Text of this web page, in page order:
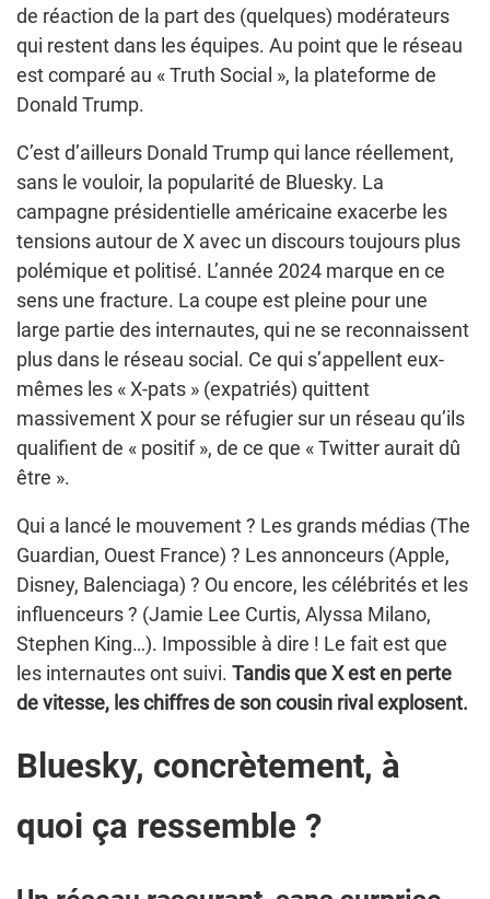
de réaction de la part des (quelques) modérateurs
qui restent dans les équipes. Au point que le réseau
est comparé au « Truth Social », la plateforme de
Donald Trump.
C’est d’ailleurs Donald Trump qui lance réellement,
sans le vouloir, la popularité de Bluesky. La
campagne présidentielle américaine exacerbe les
tensions autour de X avec un discours toujours plus
polémique et politisé. L’année 2024 marque en ce
sens une fracture. La coupe est pleine pour une
large partie des internautes, qui ne se reconnaissent
plus dans le réseau social. Ce qui s’appellent eux-
mêmes les « X-pats » (expatriés) quittent
massivement X pour se réfugier sur un réseau qu’ils
qualifient de « positif », de ce que « Twitter aurait dû
être ».
Qui a lancé le mouvement ? Les grands médias (The
Guardian, Ouest France) ? Les annonceurs (Apple,
Disney, Balenciaga) ? Ou encore, les célébrités et les
influenceurs ? (Jamie Lee Curtis, Alyssa Milano,
Stephen King…). Impossible à dire ! Le fait est que
les internautes ont suivi. Tandis que X est en perte
de vitesse, les chiffres de son cousin rival explosent.
Bluesky, concrètement, à
quoi ça ressemble ?